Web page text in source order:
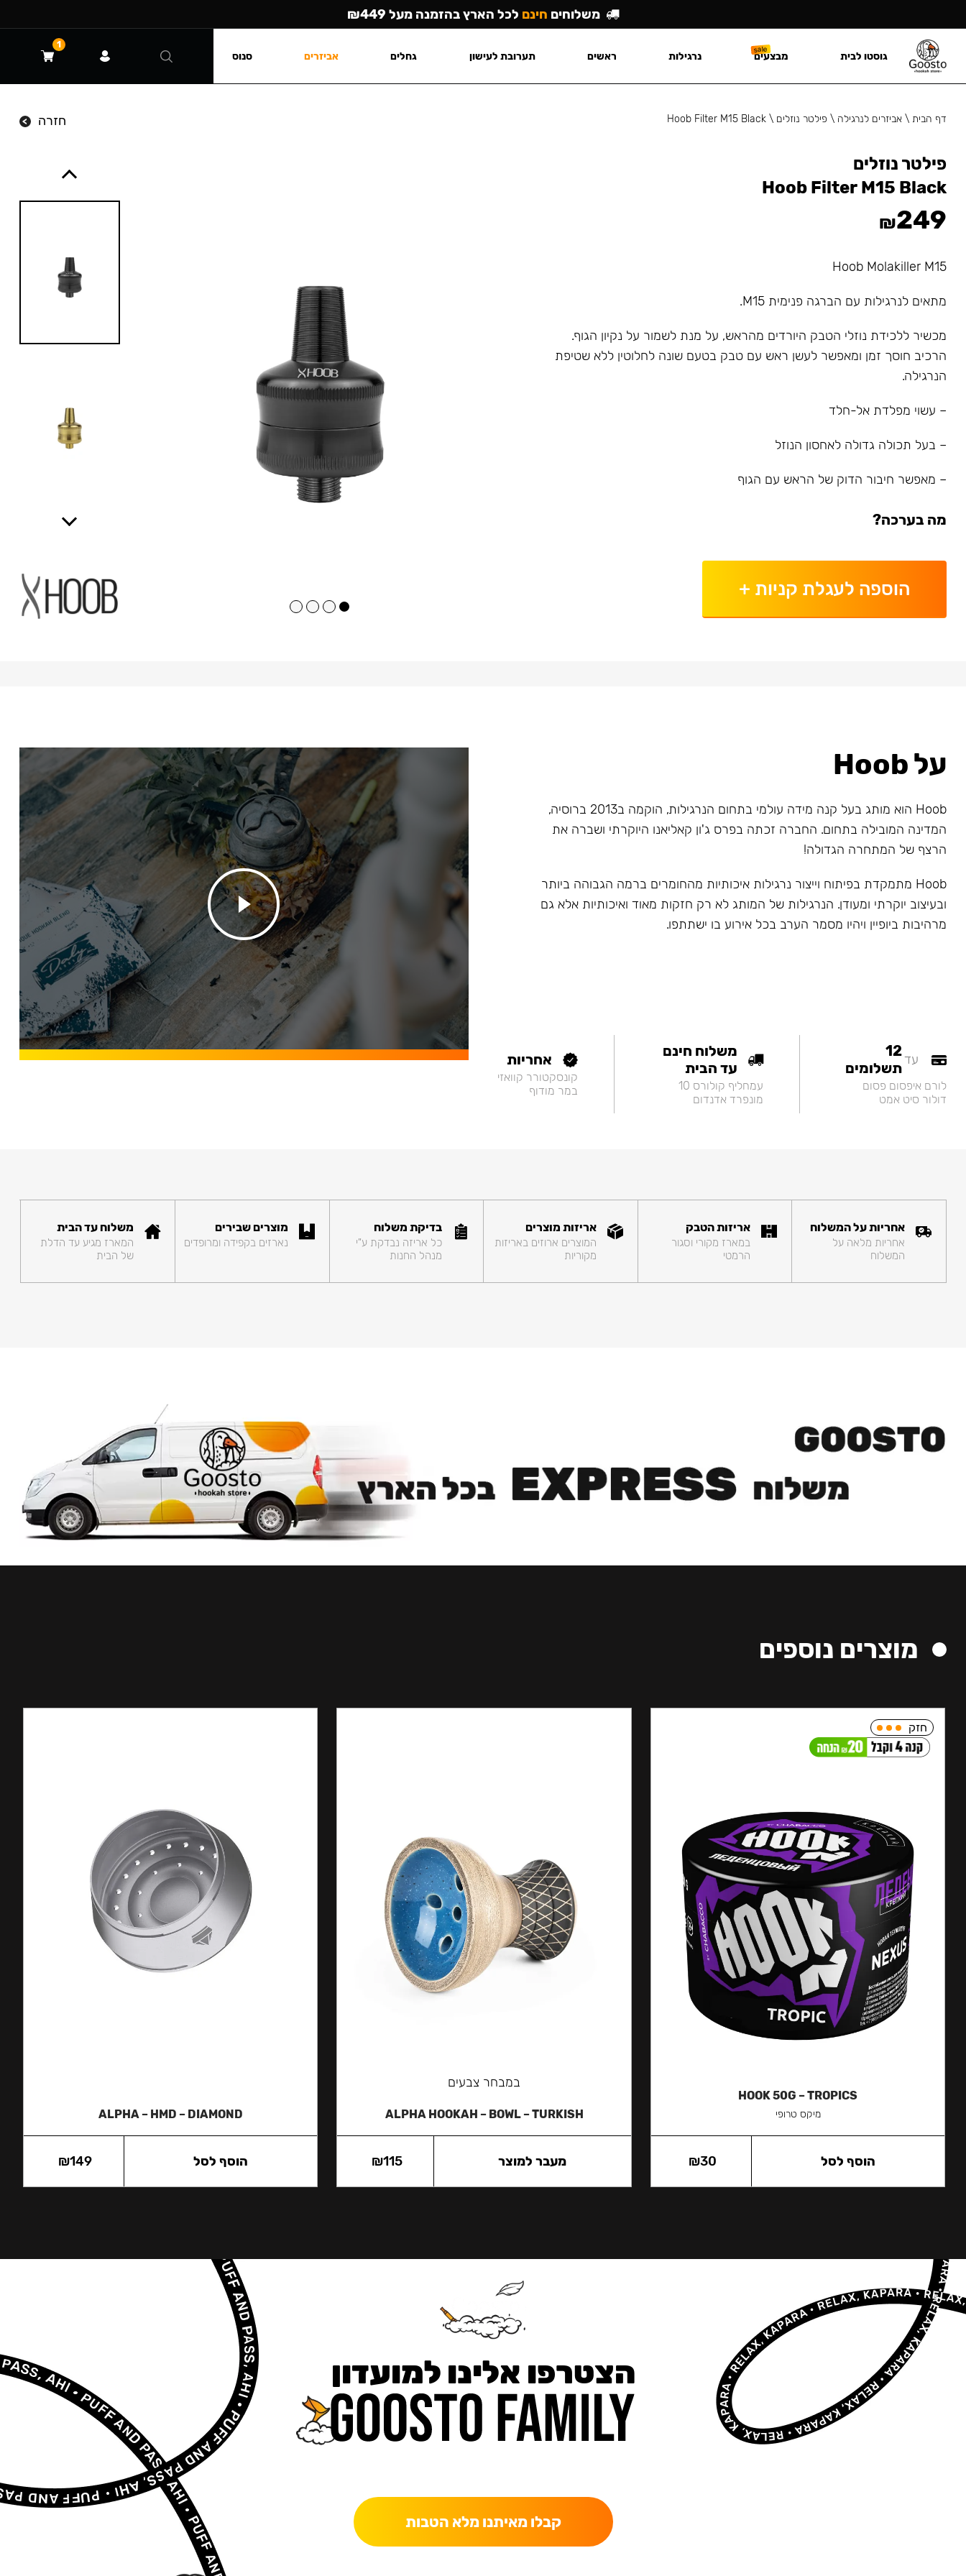
דף הבית\ אביזרים לנרגילה \ פילטר נוזלים \
Hoob Filter M15 Black חזרה
פילטר נוזלים
Hoob Filter M15 Black
₪249
Hoob Molakiller M15
מתאים לנרגילות עם הברגה פנימית M15.
מכשיר ללכידת נוזלי הטבק היורדים מהראש, על מנת לשמור על נקיון הגוף.
הרכיב חוסך זמן ומאפשר לעשן ראש עם טבק בטעם שונה לחלוטין ללא שטיפת
הנרגילה.
– עשוי מפלדת אל-חלד
– בעל תכולה גדולה לאחסון הנוזל
– מאפשר חיבור הדוק של הראש עם הגוף
מה בערכה?
הוספה לעגלת קניות +
על Hoob
Hoob הוא מותג בעל קנה מידה עולמי בתחום הנרגילות, הוקמה ב2013 ברוסיה,
המדינה המובילה בתחום. החברה זכתה בפרס ג'ון קאליאנו היוקרתי ושברה את
הרצף של המתחרה הגדולה!
Hoob מתמקדת בפיתוח וייצור נרגילות איכותיות מהחומרים ברמה הגבוהה ביותר
ובעיצוב יוקרתי ומעודן. הנרגילות של המותג לא רק חזקות מאוד ואיכותיות אלא גם
מרהיבות ביופיין ויהיו מסמר הערב בכל אירוע בו ישתתפו.
עד12
תשלומים
לורם איפסום פסום
דולור סיט אמט
משלוח חינם
עד הבית
עמחליף קולורס 10
מונפרד אדנדום
אחריות
קונסקטורר קוואזי
במר מודוף
אחריות על המשלוח
אחריות מלאה על
המשלוח
אריזות הטבק
במארז מקורי וסגור
הרמטי
אריזות מוצרים
המוצרים ארוזים באריזות
מקוריות
בדיקת משלוח
כל אריזה נבדקת ע"י
מנהל החנות
מוצרים שבירים
נארזים בקפידה ומרופדים
משלוח עד הבית
המארז מגיע עד הדלת
של הבית
מוצרים נוספים
חזק
HOOK 50G – TROPICS
מיקס טרופי
₪30 הוסף לסל
במבחר צבעים
ALPHA HOOKAH – BOWL – TURKISH
₪115 מעבר למוצר
ALPHA – HMD – DIAMOND
₪149 הוסף לסל
הצטרפו אלינו למועדון
קבלו מאיתנו מלא הטבות
משלוחים חינם לכל הארץ בהזמנה מעל ₪449
גוסטו לבית מבצעים נרגילות ראשים תערובת לעישון גחלים אביזרים סנוס
1